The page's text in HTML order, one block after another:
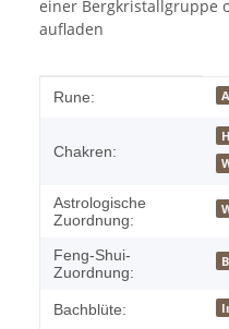
einer Bergkristallgruppe
aufladen
Produkteigenschaft
Wert
Rune:
Chakren:
Astrologische
Zuordnung:
Feng-Shui-
Zuordnung:
Bachblüte: